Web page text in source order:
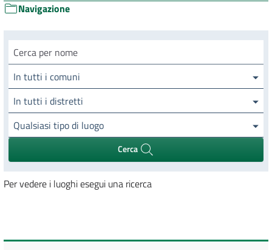
Navigazione
Cerca luogo
In tutti i comuni
In tutti i distretti
Qualsiasi tipo di luogo
Cerca
Per vedere i luoghi esegui una ricerca